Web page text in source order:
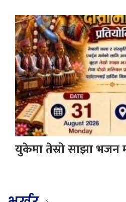
युकेमा तेस्रो साझा भजन